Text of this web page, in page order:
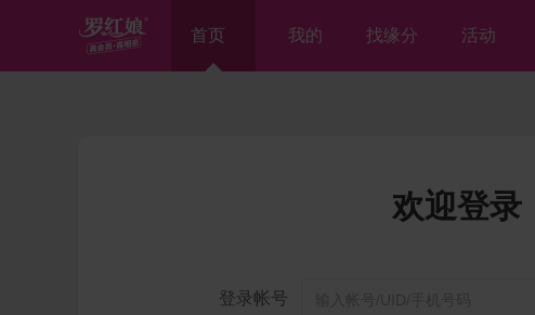
首页 我的 找缘分 活动
欢迎登录
登录帐号